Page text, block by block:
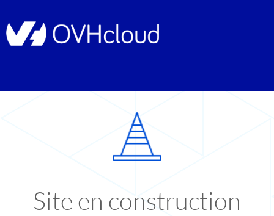
Site en construction